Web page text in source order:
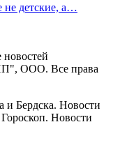
детские, а…
ООО. Все права
Бердска. Новости
Новости